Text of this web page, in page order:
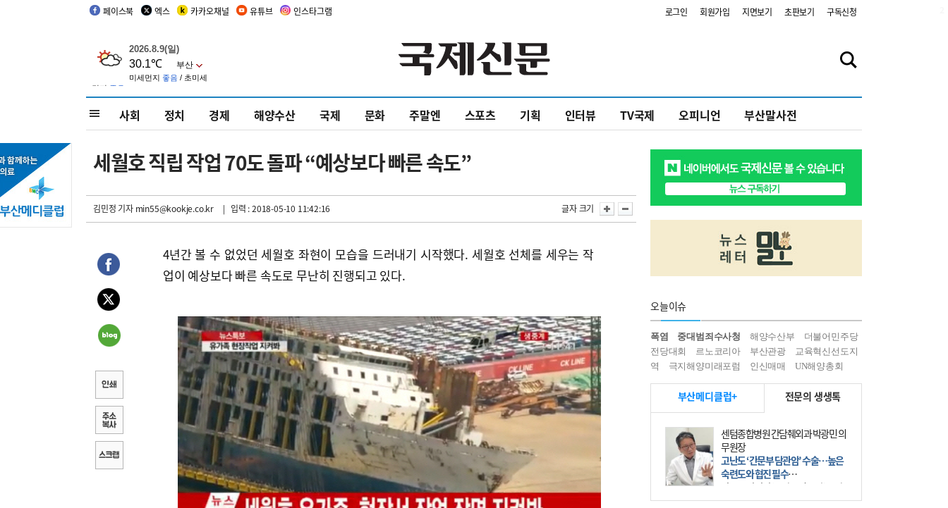
페이스북 엑스 카카오채널 유튜브 인스타그램 로그인 회원가입 지면보기 초판보기 구독신청
사회 정치 경제 해양수산 국제 문화 주말엔 스포츠 기획 인터뷰 TV국제 오피니언 부산말사전
세월호 직립 작업 70도 돌파 “예상보다 빠른 속도”
김민정 기자min55@kookje.co.kr | 입력 : 2018-05-10 11:42:16 글자 크기
4년간 볼 수 없었던 세월호 좌현이 모습을 드러내기 시작했다. 세월호 선체를 세우는 작
업이 예상보다 빠른 속도로 무난히 진행되고 있다.
오늘이슈
폭염 중대범죄수사청 해양수산부
더불어민주당
전당대회
르노코리아 부산관광
교육혁신선도지
역
극지해양미래포럼 인신매매 UN해양총회
부산메디클럽+ 전문의 생생톡
센텀종합병원 간담췌외과 박광민 의
무원장
고난도 ‘간문부 담관암’ 수술…높은
숙련도와 협진 필수
간문부 담관암(클라츠킨 종양)은 좌
우 간에서 나오는, 담관(담즙 배출 경